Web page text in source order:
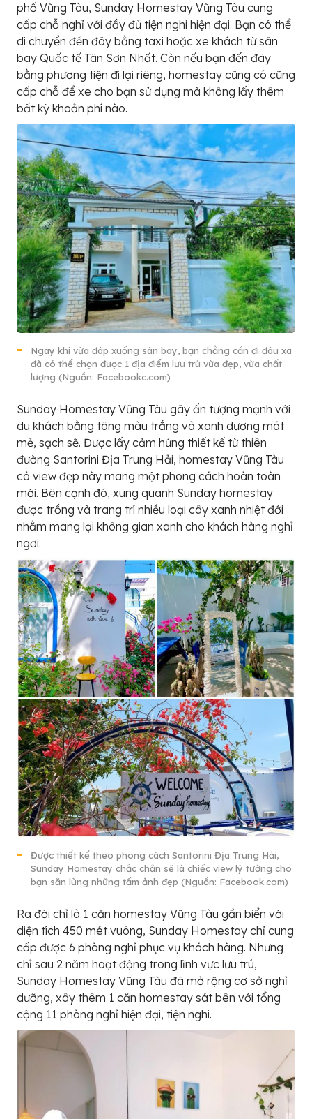
phố Vũng Tàu, Sunday Homestay Vũng Tàu cung
cấp chỗ nghỉ với đầy đủ tiện nghi hiện đại. Bạn có thể
di chuyển đến đây bằng taxi hoặc xe khách từ sân
bay Quốc tế Tân Sơn Nhất. Còn nếu bạn đến đây
bằng phương tiện đi lại riêng, homestay cũng có cũng
cấp chỗ để xe cho bạn sử dụng mà không lấy thêm
bất kỳ khoản phí nào.
Ngay khi vừa đáp xuống sân bay, bạn chẳng cần đi đâu xa
đã có thể chọn được 1 địa điểm lưu trú vừa đẹp, vừa chất
lượng (Nguồn: Facebookc.com)
Sunday Homestay Vũng Tàu gây ấn tượng mạnh với
du khách bằng tông màu trắng và xanh dương mát
mẻ, sạch sẽ. Được lấy cảm hứng thiết kế từ thiên
đường Santorini Địa Trung Hải, homestay Vũng Tàu
có view đẹp này mang một phong cách hoàn toàn
mới. Bên cạnh đó, xung quanh Sunday homestay
được trồng và trang trí nhiều loại cây xanh nhiệt đới
nhằm mang lại không gian xanh cho khách hàng nghỉ
ngơi.
Được thiết kế theo phong cách Santorini Địa Trung Hải,
Sunday Homestay chắc chắn sẽ là chiếc view lý tưởng cho
bạn săn lùng những tấm ảnh đẹp (Nguồn: Facebook.com)
Ra đời chỉ là 1 căn homestay Vũng Tàu gần biển với
diện tích 450 mét vuông, Sunday Homestay chỉ cung
cấp được 6 phòng nghỉ phục vụ khách hàng. Nhưng
chỉ sau 2 năm hoạt động trong lĩnh vực lưu trú,
Sunday Homestay Vũng Tàu đã mở rộng cơ sở nghỉ
dưỡng, xây thêm 1 căn homestay sát bên với tổng
cộng 11 phòng nghỉ hiện đại, tiện nghi.